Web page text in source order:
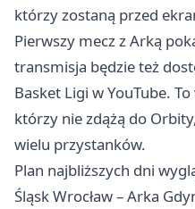
którzy zostaną przed
Pierwszy mecz z Arką
transmisja będzie też
Basket Ligi w YouTube.
którzy nie zdążą do
wielu przystanków.
Plan najbliższych dni
Śląsk Wrocław – Arka